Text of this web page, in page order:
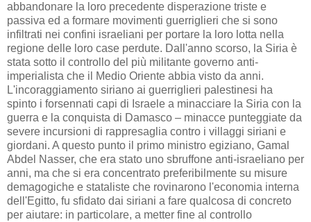
abbandonare la loro precedente disperazione triste e
passiva ed a formare movimenti guerriglieri che si sono
infiltrati nei confini israeliani per portare la loro lotta nella
regione delle loro case perdute. Dall'anno scorso, la Siria è
stata sotto il controllo del più militante governo anti-
imperialista che il Medio Oriente abbia visto da anni.
L'incoraggiamento siriano ai guerriglieri palestinesi ha
spinto i forsennati capi di Israele a minacciare la Siria con la
guerra e la conquista di Damasco – minacce punteggiate da
severe incursioni di rappresaglia contro i villaggi siriani e
giordani. A questo punto il primo ministro egiziano, Gamal
Abdel Nasser, che era stato uno sbruffone anti-israeliano per
anni, ma che si era concentrato preferibilmente su misure
demagogiche e stataliste che rovinarono l'economia interna
dell'Egitto, fu sfidato dai siriani a fare qualcosa di concreto
per aiutare: in particolare, a metter fine al controllo